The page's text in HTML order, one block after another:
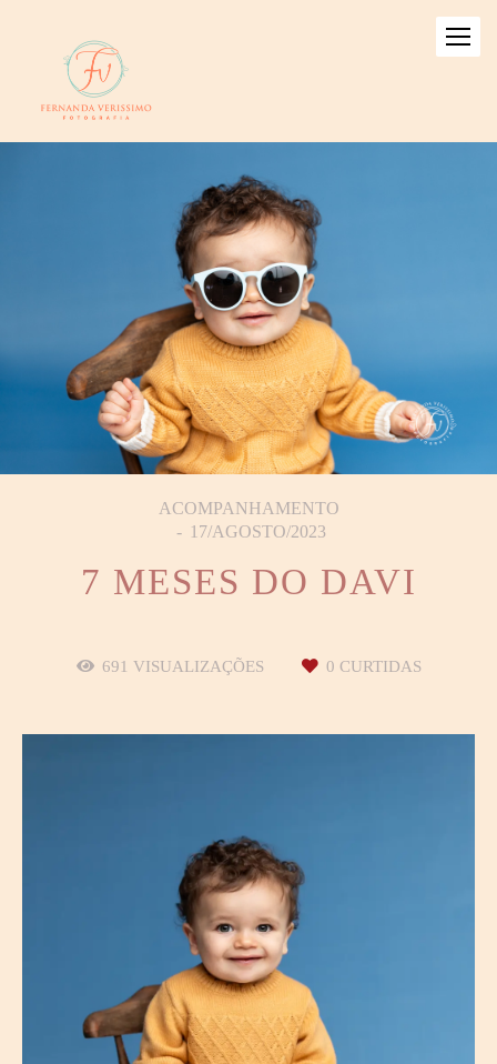
ACOMPANHAMENTO
17/AGOSTO/2023
7 MESES DO DAVI
691 VISUALIZAÇÕES 0 CURTIDAS